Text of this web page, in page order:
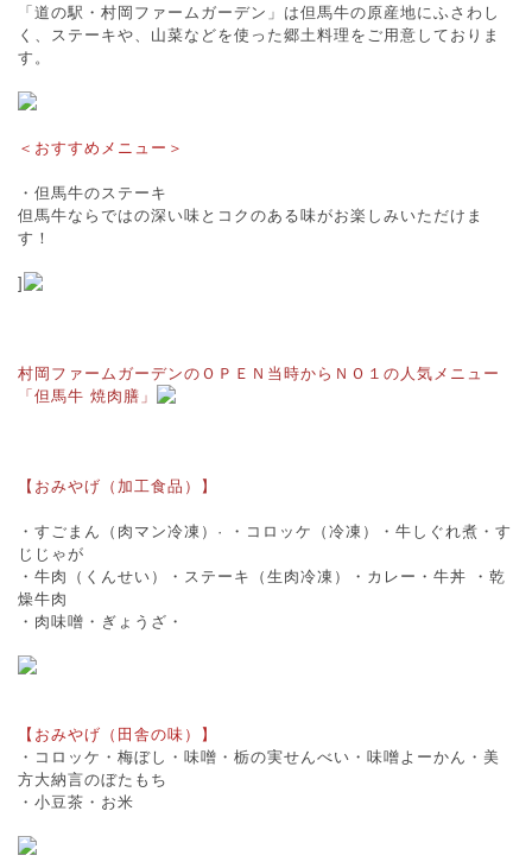
「道の駅・村岡ファームガーデン」は但馬牛の原産地にふさわし
く、ステーキや、山菜などを使った郷土料理をご用意しておりま
す。
＜おすすめメニュー＞
・但馬牛のステーキ
但馬牛ならではの深い味とコクのある味がお楽しみいただけま
す！
]
村岡ファームガーデンのＯＰＥＮ当時からＮＯ１の人気メニュー
「但馬牛 焼肉膳」
【おみやげ（加工食品）】
・すごまん（肉マン冷凍）· ・コロッケ（冷凍）・牛しぐれ煮・す
じじゃが
・牛肉（くんせい）・ステーキ（生肉冷凍）・カレー・牛丼 ・乾
燥牛肉
・肉味噌・ぎょうざ・
【おみやげ（田舎の味）】
・コロッケ・梅ぼし・味噌・栃の実せんべい・味噌よーかん・美
方大納言のぼたもち
・小豆茶・お米